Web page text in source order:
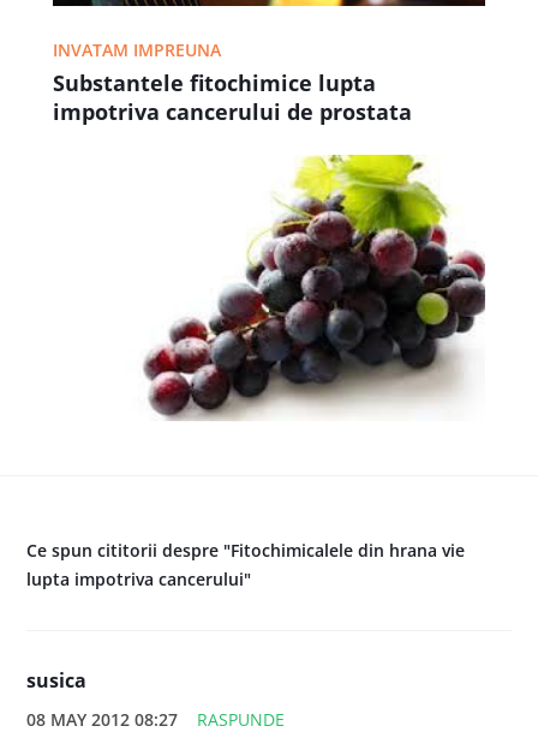
INVATAM IMPREUNA
Substantele fitochimice lupta
impotriva cancerului de prostata
Ce spun cititorii despre "Fitochimicalele din hrana vie
lupta impotriva cancerului"
susica
08 MAY 2012 08:27 RASPUNDE